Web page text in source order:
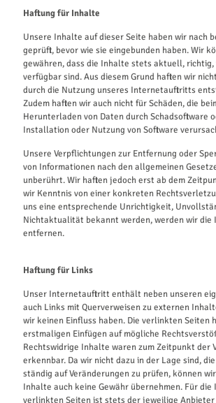
Haftung für Inhalte
Unsere Inhalte auf dieser Seite haben wir nach
geprüft, bevor wie sie eingebunden haben. Wir
gewähren, dass die Inhalte stets aktuell,
verfügbar sind. Aus diesem Grund haften wir
durch die Nutzung unseres Internetauftritts
Zudem haften wir auch nicht für Schäden, die
Herunterladen von Daten durch Schadsoftware
Installation oder Nutzung von Software
Unsere Verpflichtungen zur Entfernung oder
von Informationen nach den allgemeinen
unberührt. Wir haften jedoch erst ab dem
wir Kenntnis von einer konkreten
uns eine entsprechende Unrichtigkeit,
Nichtaktualität bekannt werden, werden wir die
entfernen.
Haftung für Links
Unser Internetauftritt enthält neben unseren
auch Links mit Querverweisen zu externen
wir keinen Einfluss haben. Die verlinkten Seiten
erstmaligen Einfügen auf mögliche
Rechtswidrige Inhalte waren zum Zeitpunkt der
erkennbar. Da wir nicht dazu in der Lage sind,
ständig auf Veränderungen zu prüfen, können
Inhalte auch keine Gewähr übernehmen. Für
verlinkten Seiten ist stets der jeweilige